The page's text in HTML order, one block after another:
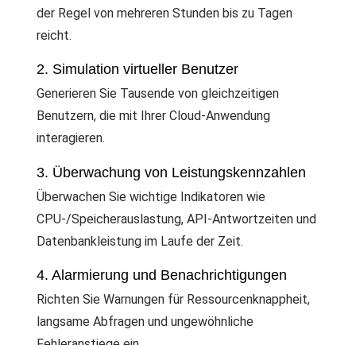
der Regel von mehreren Stunden bis zu Tagen
reicht.
2. Simulation virtueller Benutzer
Generieren Sie Tausende von gleichzeitigen
Benutzern, die mit Ihrer Cloud-Anwendung
interagieren.
3. Überwachung von Leistungskennzahlen
Überwachen Sie wichtige Indikatoren wie
CPU-/Speicherauslastung, API-Antwortzeiten und
Datenbankleistung im Laufe der Zeit.
4. Alarmierung und Benachrichtigungen
Richten Sie Warnungen für Ressourcenknappheit,
langsame Abfragen und ungewöhnliche